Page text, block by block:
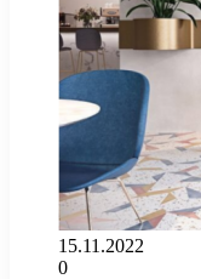
15.11.2022
0